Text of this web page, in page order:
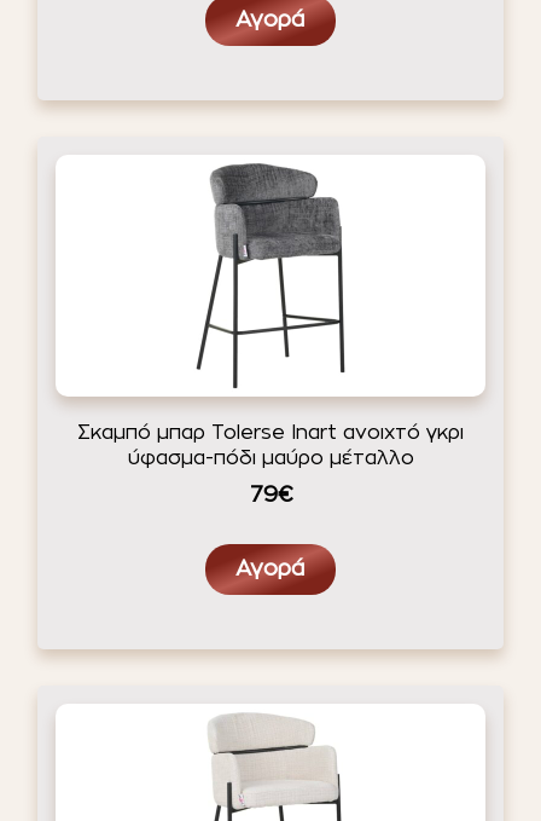
Αγορά
Σκαμπό μπαρ Tolerse Inart ανοιχτό γκρι
ύφασμα-πόδι μαύρο μέταλλο
79€
Αγορά